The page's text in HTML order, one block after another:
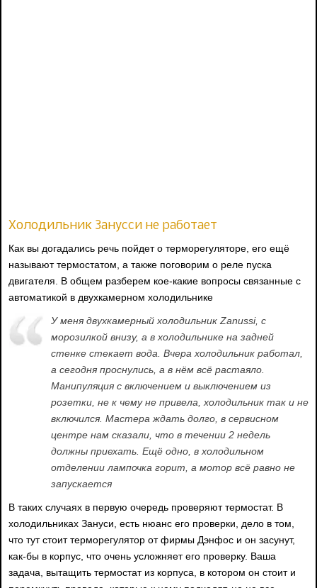
Холодильник Занусси не работает
Как вы догадались речь пойдет о терморегуляторе, его ещё
называют термостатом, а также поговорим о реле пуска
двигателя. В общем разберем кое-какие вопросы связанные с
автоматикой в двухкамерном холодильнике
У меня двухкамерный холодильник Zanussi, с
морозилкой внизу, а в холодильнике на задней
стенке стекает вода. Вчера холодильник работал,
а сегодня проснулись, а в нём всё растаяло.
Манипуляция с включением и выключением из
розетки, не к чему не привела, холодильник так и не
включился. Мастера ждать долго, в сервисном
центре нам сказали, что в течении 2 недель
должны приехать. Ещё одно, в холодильном
отделении лампочка горит, а мотор всё равно не
запускается
В таких случаях в первую очередь проверяют термостат. В
холодильниках Зануси, есть нюанс его проверки, дело в том,
что тут стоит терморегулятор от фирмы Дэнфос и он засунут,
как-бы в корпус, что очень усложняет его проверку. Ваша
задача, вытащить термостат из корпуса, в котором он стоит и